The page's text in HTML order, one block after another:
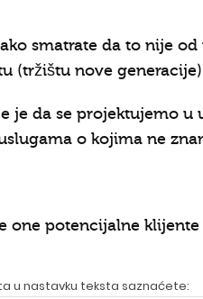
smatrate da to nije
(tržištu nove
da se projektujemo
o kojima ne
one potencijalne
u nastavku teksta saznaćete: